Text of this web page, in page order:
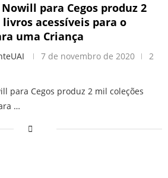
para Cegos produz 2
acessíveis para o
uma Criança
7 de novembro de 2020
2
para Cegos produz 2 mil coleções
…